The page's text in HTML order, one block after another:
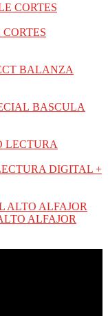
BALANZA
BASCULA
DIGITAL +
ALFAJOR